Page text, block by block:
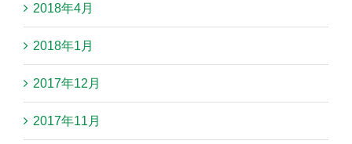
2018年4月
2018年1月
2017年12月
2017年11月